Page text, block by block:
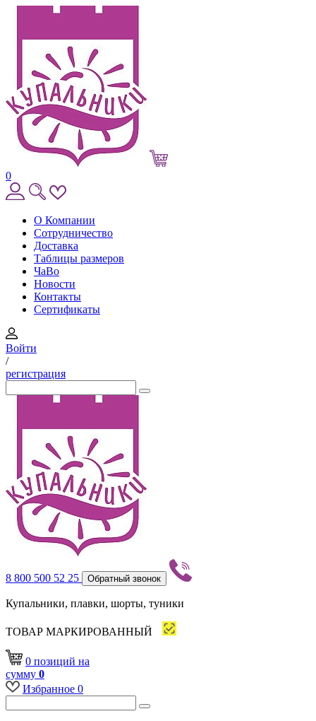
0
О Компании
Сотрудничество
Доставка
Таблицы размеров
ЧаВо
Новости
Контакты
Сертификаты
Войти
/
регистрация
8 800 500 52 25 Обратный звонок
Купальники, плавки, шорты, туники
ТОВАР МАРКИРОВАННЫЙ
0 позиций на
сумму 0
Избранное 0